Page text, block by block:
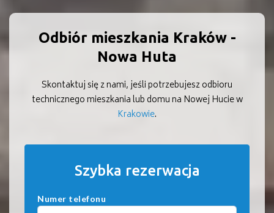
Odbiór mieszkania Kraków -
Nowa Huta
Skontaktuj się z nami, jeśli potrzebujesz odbioru
technicznego mieszkania lub domu na Nowej Hucie w
Krakowie.
Szybka rezerwacja
Numer telefonu